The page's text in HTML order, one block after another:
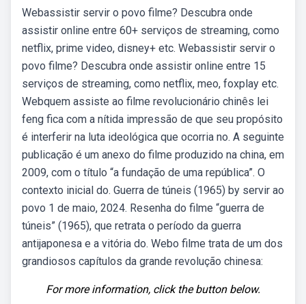
Webassistir servir o povo filme? Descubra onde
assistir online entre 60+ serviços de streaming, como
netflix, prime video, disney+ etc. Webassistir servir o
povo filme? Descubra onde assistir online entre 15
serviços de streaming, como netflix, meo, foxplay etc.
Webquem assiste ao filme revolucionário chinês lei
feng fica com a nítida impressão de que seu propósito
é interferir na luta ideológica que ocorria no. A seguinte
publicação é um anexo do filme produzido na china, em
2009, com o título “a fundação de uma república”. O
contexto inicial do. Guerra de túneis (1965) by servir ao
povo 1 de maio, 2024. Resenha do filme “guerra de
túneis” (1965), que retrata o período da guerra
antijaponesa e a vitória do. Webo filme trata de um dos
grandiosos capítulos da grande revolução chinesa:
For more information, click the button below.